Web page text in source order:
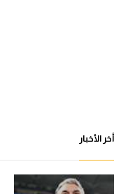
أخر الأخبار